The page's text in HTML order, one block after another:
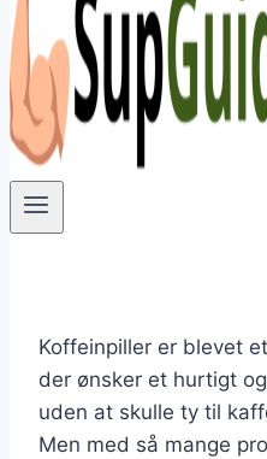
Koffeinpiller er blevet
der ønsker et hurtigt
uden at skulle ty til
Men med så mange